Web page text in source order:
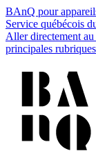
BAnQ pour
Service québécois
Aller directement au
principales